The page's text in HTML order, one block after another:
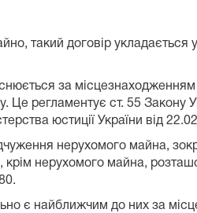
такий договір укладається
за місцезнаходженням
Це регламентує ст. 55 Закону
юстиції України від
нерухомого майна,
нерухомого майна,
є найближчим до них за